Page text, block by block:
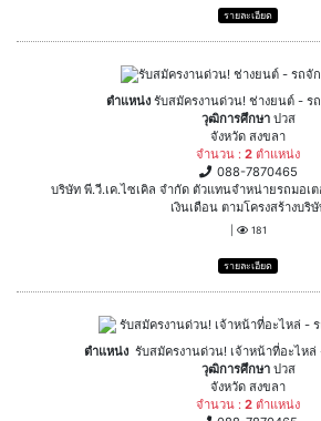
รายละเอียด
ตำแหน่งรับสมัครงานด่วน! ช่างยนต์ - ร
วุฒิการศึกษา ปวส
จังหวัด สงขลา
จำนวน : 2 ตำแหน่ง
088-7870465
บริษัท พี.วี.เค.ไซเคิล จำกัด ตัวแทนจำหน่ายรถมอเ
เงินเดือน ตามโครงสร้างบริ
181
รายละเอียด
ตำแหน่งรับสมัครงานด่วน! เจ้าหน้าที่อะไห
วุฒิการศึกษา ปวส
จังหวัด สงขลา
จำนวน : 2 ตำแหน่ง